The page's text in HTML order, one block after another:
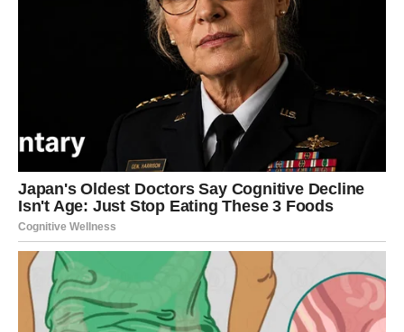
Prava veličina čoveka ne meri se time koliko je bio poznat,
već koliko je ljubavi ostavio za sobom. Mnogi jure priznanje i
potvrdu spoljašnjeg sveta, a neki od najplemenitijih ljudi ostanu
neprepoznati dok ne nestanu. Onda iza njih ostane tišina – i
poneka istina, ranije nevidljiva, sada konačno otkrivena. Jedna